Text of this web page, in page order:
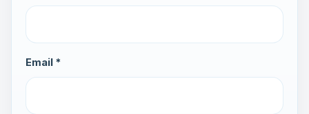
Email *